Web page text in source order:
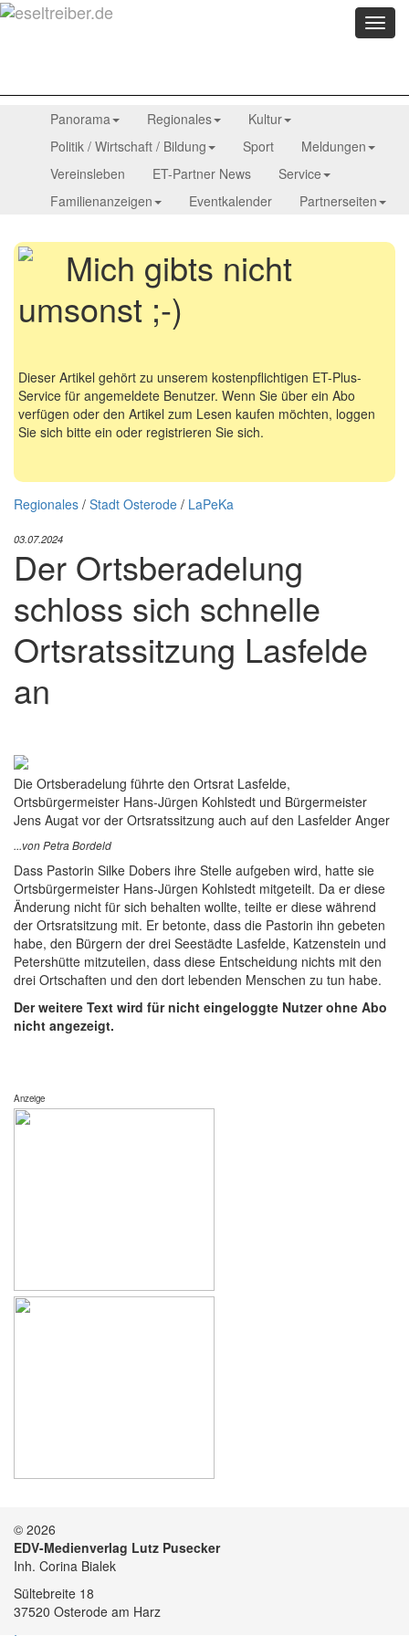
Menü
Panorama Regionales
Kultur
Politik / Wirtschaft / Bildung
Sport
Meldungen
Vereinsleben
ET-Partner News
Service
Familienanzeigen
Eventkalender Partnerseiten
Mich gibts nicht
umsonst ;-)
Dieser Artikel gehört zu unserem kostenpflichtigen ET-Plus-
Service für angemeldete Benutzer. Wenn Sie über ein Abo
verfügen oder den Artikel zum Lesen kaufen möchten, loggen
Sie sich bitte ein oder registrieren Sie sich.
Regionales / Stadt Osterode / LaPeKa
03.07.2024
Der Ortsberadelung
schloss sich schnelle
Ortsratssitzung Lasfelde
an
Die Ortsberadelung führte den Ortsrat Lasfelde,
Ortsbürgermeister Hans-Jürgen Kohlstedt und Bürgermeister
Jens Augat vor der Ortsratssitzung auch auf den Lasfelder Anger
...von Petra Bordeld
Dass Pastorin Silke Dobers ihre Stelle aufgeben wird, hatte sie
Ortsbürgermeister Hans-Jürgen Kohlstedt mitgeteilt. Da er diese
Änderung nicht für sich behalten wollte, teilte er diese während
der Ortsratsitzung mit. Er betonte, dass die Pastorin ihn gebeten
habe, den Bürgern der drei Seestädte Lasfelde, Katzenstein und
Petershütte mitzuteilen, dass diese Entscheidung nichts mit den
drei Ortschaften und den dort lebenden Menschen zu tun habe.
Der weitere Text wird für nicht eingeloggte Nutzer ohne Abo
nicht angezeigt.
Anzeige
© 2026
EDV-Medienverlag Lutz Pusecker
Inh. Corina Bialek
Sültebreite 18
37520 Osterode am Harz